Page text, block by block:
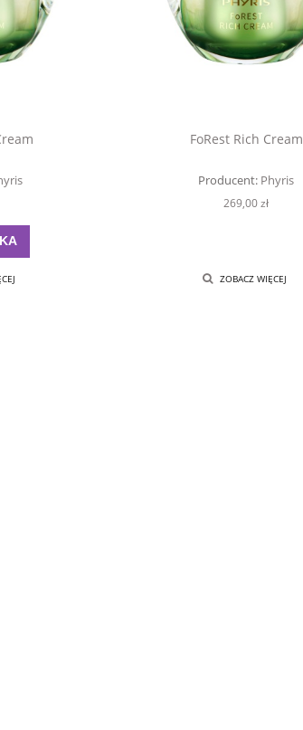
FoRest Rich Cream
Producent: Phyris
269,00 zł
ZOBACZ WIĘCEJ